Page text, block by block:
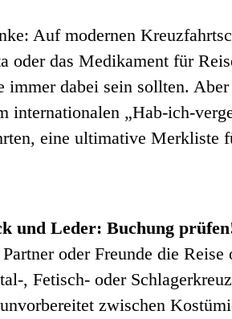
Auf modernen
oder das Medikament für
dabei sein sollten.
internationalen „Hab-ich-
eine ultimative
und Leder: Buchung
oder Freunde die Reise
, Fetisch- oder
zwischen